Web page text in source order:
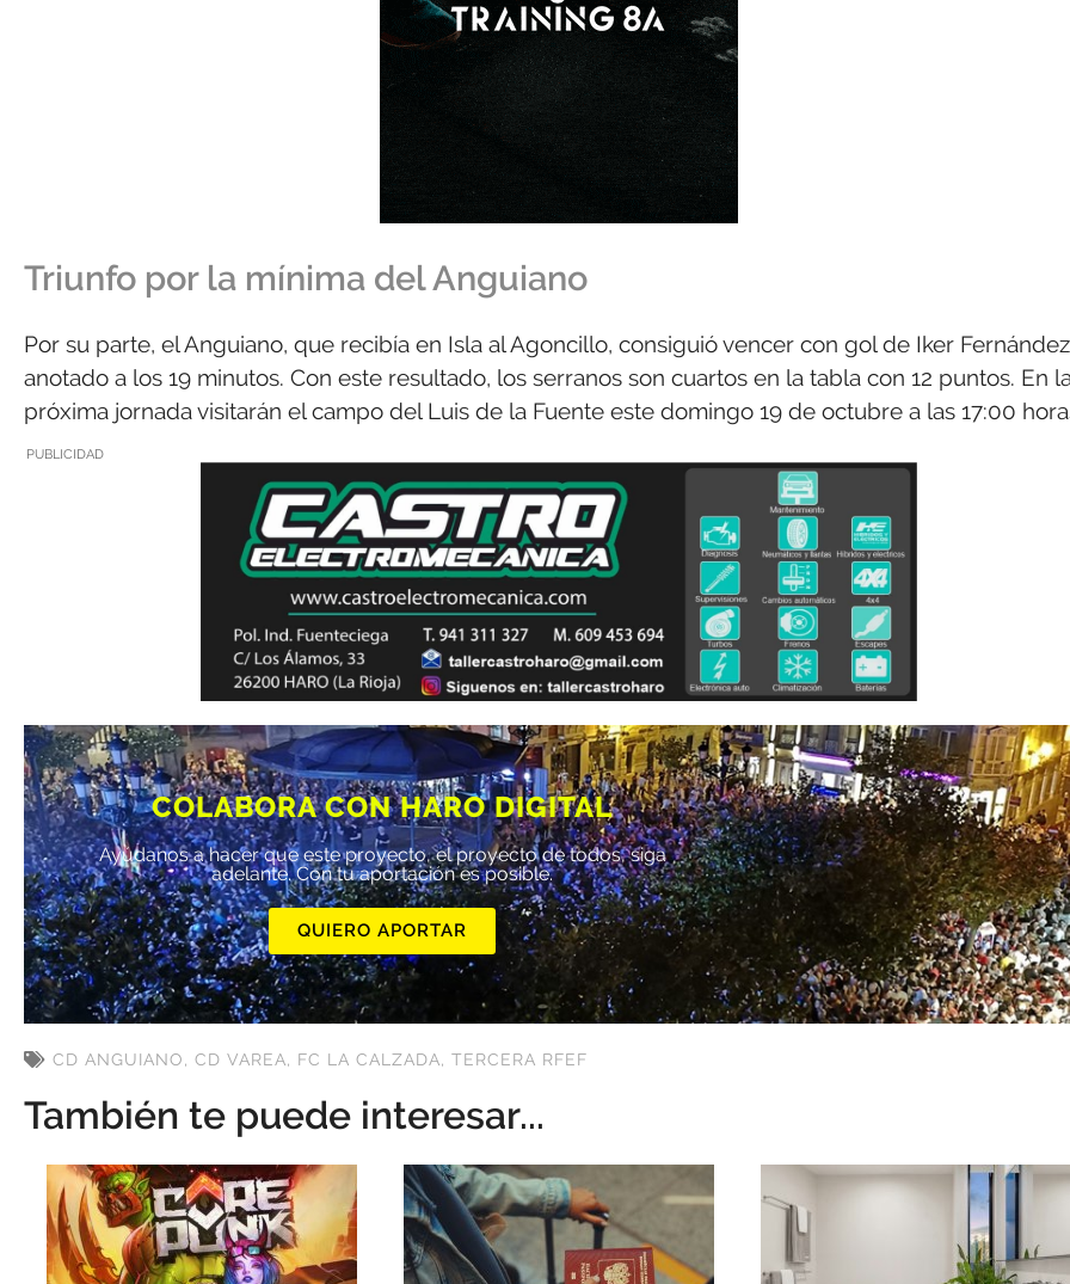
Triunfo por la mínima del Anguiano
Por su parte, el Anguiano, que recibía en Isla al Agoncillo, consiguió vencer con gol de Iker
anotado a los 19 minutos. Con este resultado, los serranos son cuartos en la tabla con 12 puntos. En
próxima jornada visitarán el campo del Luis de la Fuente este domingo 19 de octubre a las 17:00
PUBLICIDAD
COLABORA CON HARO DIGITAL
Ayúdanos a hacer que este proyecto, el proyecto de todos, siga
adelante. Con tu aportación es posible.
QUIERO APORTAR
CD ANGUIANO, CD VAREA, FC LA CALZADA, TERCERA RFEF
También te puede interesar...